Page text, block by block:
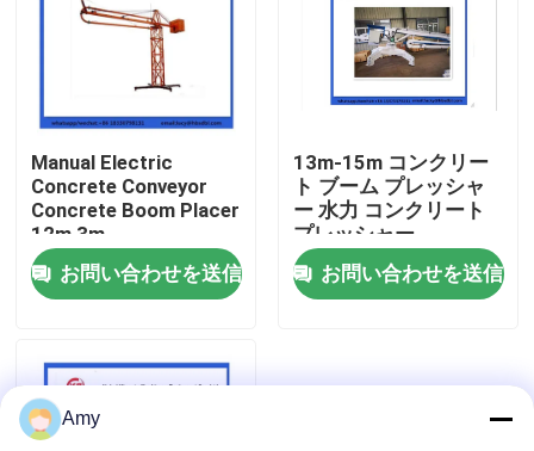
ホーム
製品
ビデオ
Manual Electric
Concrete Conveyor
Concrete Boom Placer
12m 3m
お問い合わせを送信
13m-15m コンクリー
ト ブーム プレッシャ
ー 水力 コンクリート
プレッシャー
お問い合わせを送信
Amy